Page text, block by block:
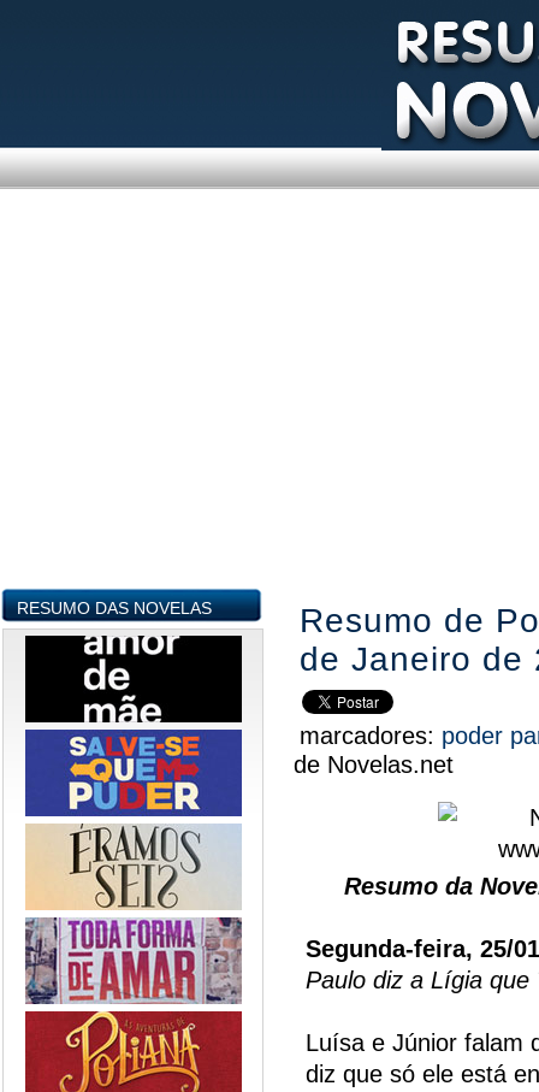
RESUMO DAS NOVELAS
Resumo de
de Janeiro de
marcadores: poder
de Novelas.net
Resumo da
Segunda-feira, 25/
Paulo diz a Lígia que
Luísa e Júnior falam
diz que só ele está